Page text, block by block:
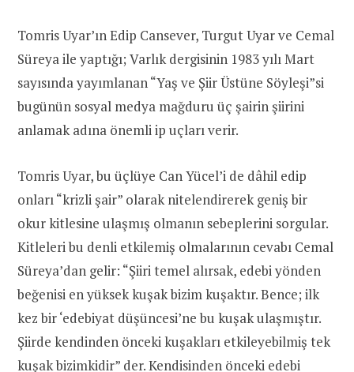
Tomris Uyar’ın Edip Cansever, Turgut Uyar ve Cemal
Süreya ile yaptığı; Varlık dergisinin 1983 yılı Mart
sayısında yayımlanan “Yaş ve Şiir Üstüne Söyleşi”si
bugünün sosyal medya mağduru üç şairin şiirini
anlamak adına önemli ip uçları verir.
Tomris Uyar, bu üçlüye Can Yücel’i de dâhil edip
onları “krizli şair” olarak nitelendirerek geniş bir
okur kitlesine ulaşmış olmanın sebeplerini sorgular.
Kitleleri bu denli etkilemiş olmalarının cevabı Cemal
Süreya’dan gelir: “Şiiri temel alırsak, edebi yönden
beğenisi en yüksek kuşak bizim kuşaktır. Bence; ilk
kez bir ‘edebiyat düşüncesi’ne bu kuşak ulaşmıştır.
Şiirde kendinden önceki kuşakları etkileyebilmiş tek
kuşak bizimkidir” der. Kendisinden önceki edebi